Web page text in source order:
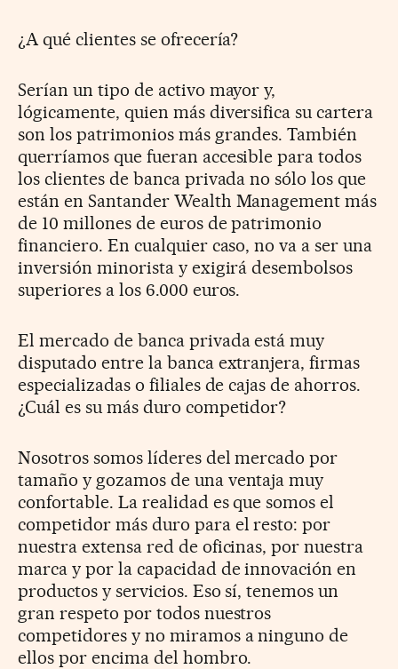
¿A qué clientes se ofrecería?
Serían un tipo de activo mayor y,
lógicamente, quien más diversifica su cartera
son los patrimonios más grandes. También
querríamos que fueran accesible para todos
los clientes de banca privada no sólo los que
están en Santander Wealth Management más
de 10 millones de euros de patrimonio
financiero. En cualquier caso, no va a ser una
inversión minorista y exigirá desembolsos
superiores a los 6.000 euros.
El mercado de banca privada está muy
disputado entre la banca extranjera, firmas
especializadas o filiales de cajas de ahorros.
¿Cuál es su más duro competidor?
Nosotros somos líderes del mercado por
tamaño y gozamos de una ventaja muy
confortable. La realidad es que somos el
competidor más duro para el resto: por
nuestra extensa red de oficinas, por nuestra
marca y por la capacidad de innovación en
productos y servicios. Eso sí, tenemos un
gran respeto por todos nuestros
competidores y no miramos a ninguno de
ellos por encima del hombro.